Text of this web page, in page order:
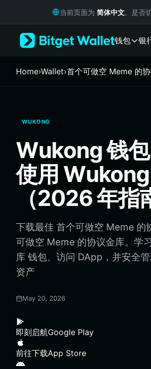
Русский
Italiano
繁體中文
Bahasa Indonesia
ภาษาไทย
Português (Brasil)
Español (Argentina)
当前页面为 简体中文。是否
钱包 银
Home›Wallet›首个可做空 Meme 的
WUKONG
Wukong 钱
使用
（2026 年指
下载最佳 首个可做空 Meme 的
可做空 Meme 的协议金库。学
库 钱包、访问 DApp，并安全
资产
May 20, 2026
即刻启航Google Play
前往下载App Store